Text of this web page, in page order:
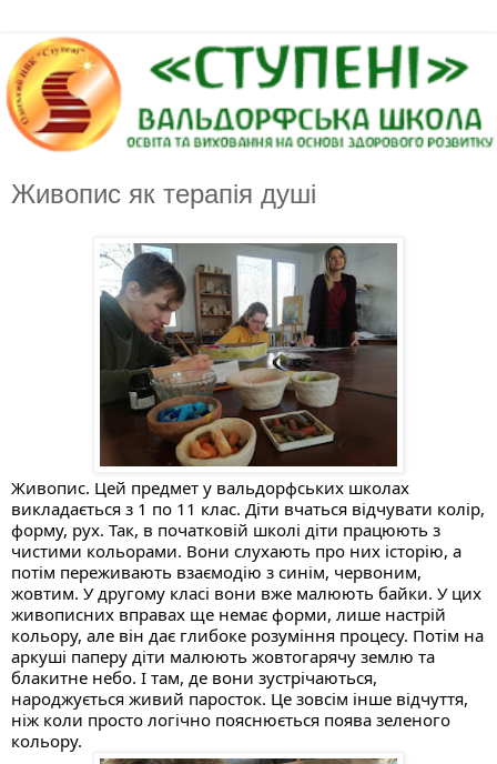
Живопис як терапія душі
Живопис. Цей предмет у вальдорфських школах
викладається з 1 по 11 клас. Діти вчаться відчувати колір,
форму, рух. Так, в початковій школі діти працюють з
чистими кольорами. Вони слухають про них історію, а
потім переживають взаємодію з синім, червоним,
жовтим. У другому класі вони вже малюють байки. У цих
живописних вправах ще немає форми, лише настрій
кольору, але він дає глибоке розуміння процесу. Потім на
аркуші паперу діти малюють жовтогарячу землю та
блакитне небо. І там, де вони зустрічаються,
народжується живий паросток. Це зовсім інше відчуття,
ніж коли просто логічно пояснюється поява зеленого
кольору.